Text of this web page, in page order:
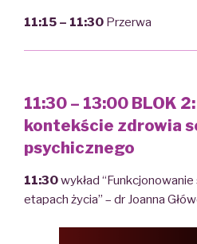
11:15 – 11:30 Przerwa
11:30 – 13:00 BLOK
kontekście zdrowia
psychicznego
11:30wykład
etapach życia” – dr Joanna